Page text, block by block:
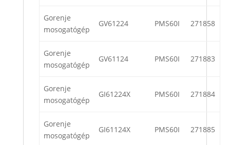
Gorenje
mosogatógép
GV61224 PMS60I 271858
Gorenje
mosogatógép
GV61124 PMS60I 271883
Gorenje
mosogatógép
GI61224X PMS60I 271884
Gorenje
mosogatógép
GI61124X PMS60I 271885